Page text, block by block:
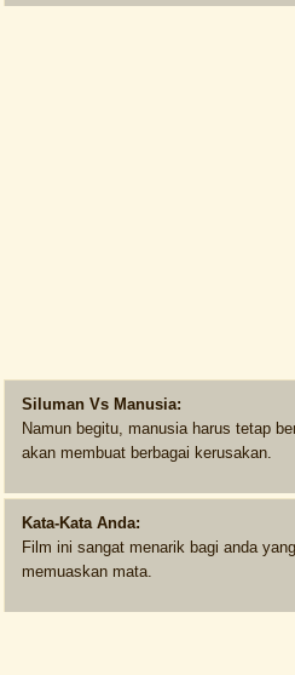
Siluman Vs Manusia:
Namun begitu, manusia harus tetap
akan membuat berbagai kerusakan.
Kata-Kata Anda:
Film ini sangat menarik bagi anda
memuaskan mata.